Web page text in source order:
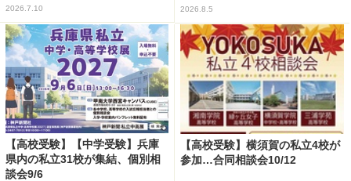
2026.7.10 2026.8.5
【高校受験】【中学受験】兵庫
県内の私立31校が集結、個別相
談会9/6
【高校受験】横須賀の私立4校が
参加…合同相談会10/12